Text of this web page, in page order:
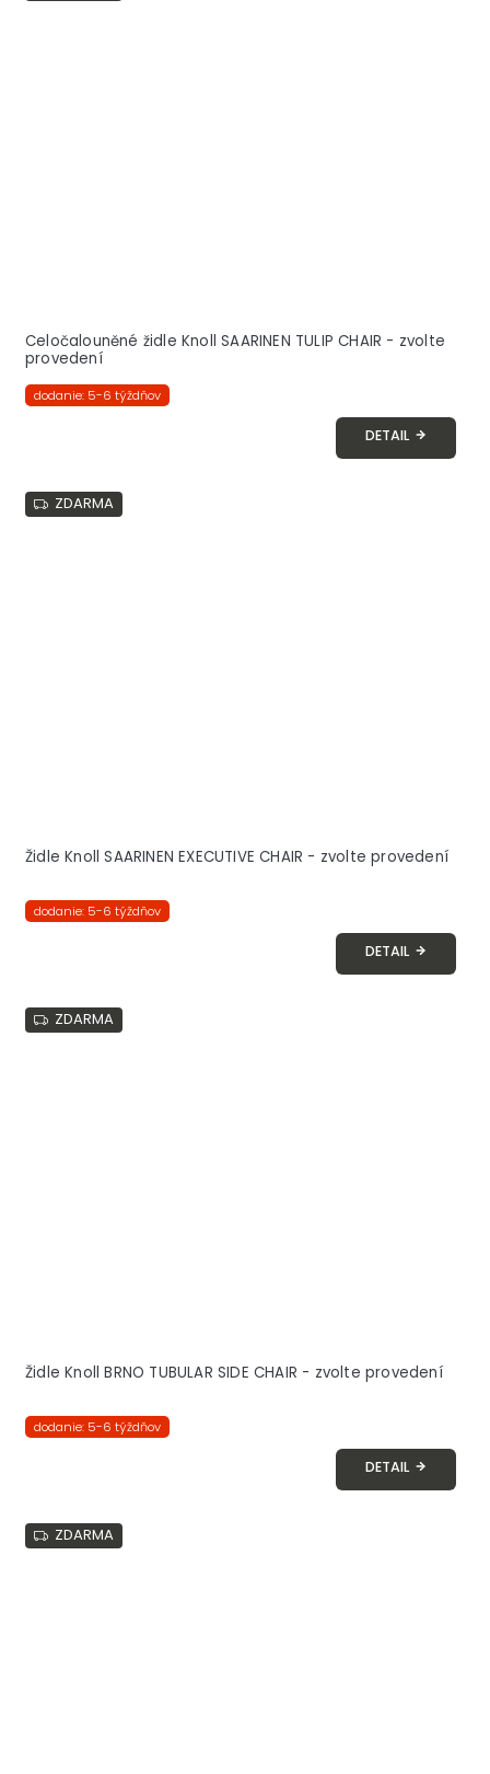
Celočalouněné židle Knoll SAARINEN TULIP CHAIR - zvolte
provedení
dodanie: 5-6 týždňov
DETAIL
ZDARMA
Židle Knoll SAARINEN EXECUTIVE CHAIR - zvolte provedení
dodanie: 5-6 týždňov
DETAIL
ZDARMA
Židle Knoll BRNO TUBULAR SIDE CHAIR - zvolte provedení
dodanie: 5-6 týždňov
DETAIL
ZDARMA